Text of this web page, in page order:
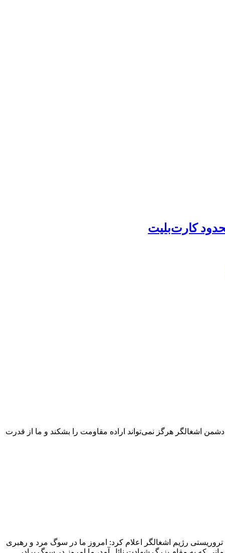
کارت‌بلیت
اشغالگر هرگز نمی‌تواند اراده مقاومت را بشکند و ما از قدرت
رژیم اشغالگر اعلام کرد: امروز ما در سوگ مرد و رهبری